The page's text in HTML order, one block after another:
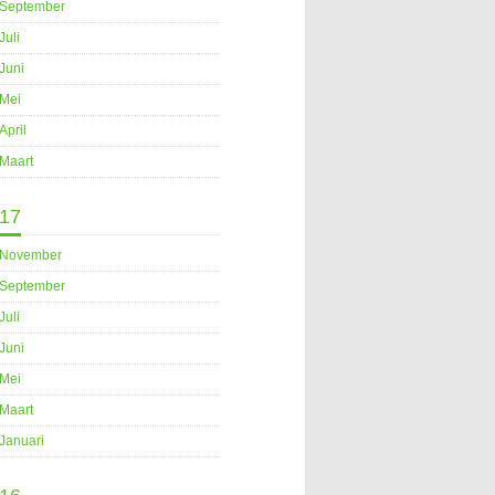
September
Juli
Juni
Mei
April
Maart
November
September
Juli
Juni
Mei
Maart
Januari